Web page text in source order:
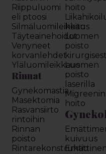
Riippuluomi
eli ptoosi
Silmäluomileikkaus
Täyteainehoidot
Venyneet
korvanlehdet
Yläluomileikkaus
Rinnat
Gynekomastia
Masektomia
Rasvansiirto
rintoihin
Rinnan
poisto
Rintarekonstruktio
hoito
hoito
Luomen
poisto
Luomen
poisto
laserilla
Migreenin
hoito
kuivuus